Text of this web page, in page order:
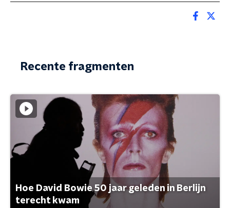
Recente fragmenten
Hoe David Bowie 50 jaar geleden in Berlijn
terecht kwam